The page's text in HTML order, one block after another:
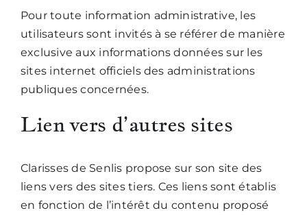
Pour toute information administrative, les
utilisateurs sont invités à se référer de manière
exclusive aux informations données sur les
sites internet officiels des administrations
publiques concernées.
Lien vers d’autres sites
Clarisses de Senlis propose sur son site des
liens vers des sites tiers. Ces liens sont établis
en fonction de l’intérêt du contenu proposé